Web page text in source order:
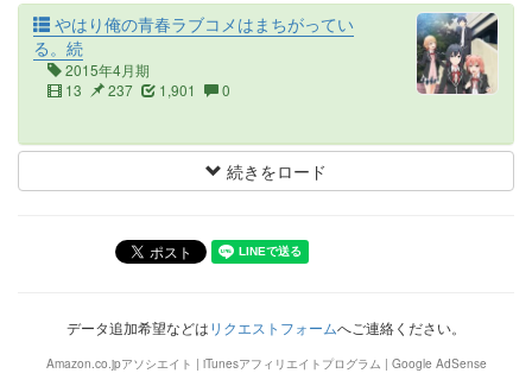
やはり俺の青春ラブコメはまちがってい
る。続
2015年4月期
13
237 1,901 0
続きをロード
データ追加希望などはリクエストフォームへご連絡ください。
Amazon.co.jpアソシエイト | iTunesアフィリエイトプログラム | Google AdSense